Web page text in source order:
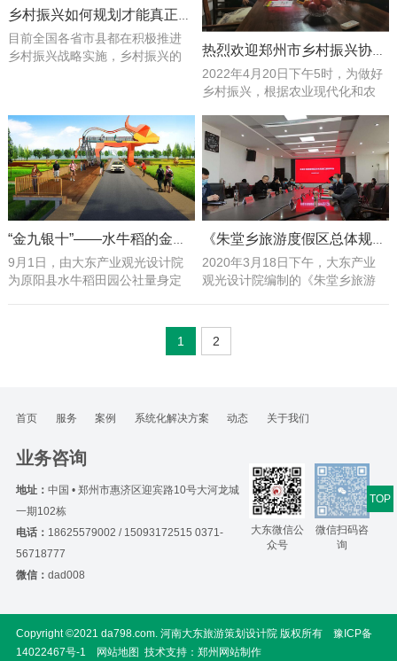
乡村振兴如何规划才能真正落地
目前全国各省市县都在积极推进
乡村振兴战略实施，乡村振兴的
乡村振兴发展规划。笔者作为一
名基层的规划设计工作者，就乡
镇级的乡村振兴规划谈谈自己一
些浅显的看法，愿接受各位对乡
村振兴有研究的老师和领导的批
评与指导。一、乡村振兴...
2022年4月20日下午5时，为做好
乡村振兴，根据农业现代化和农
关要求。郑州市乡村振兴协会领
导莅临河南大东旅游规划设计院
参观。一进门，在薄院长的带领
下了解了公司的发展过程，以及
大东的企业文化。并向领导们讲
解整体办公流程思路和乡村振兴
发展的项目案例，领导们对此给
予了极大的赞许。在随...
“金九银十”——水牛稻的金九从河南日报头版开启
9月1日，由大东产业观光设计院
为原阳县水牛稻田园公社量身定
《朱堂乡旅游度假区总体规划》汇报评审会顺利召开
2020年3月18日下午，大东产业
观光设计院编制的《朱堂乡旅游
1 2
首页 服务 案例 系统化解决方案 动态 关于我们
业务咨询
地址： 中国 • 郑州市惠济区迎宾路10号大河龙城
一期102栋
电话： 18625579002 / 15093172515 0371-
56718777
微信： dad008
大东微信公
众号
微信扫码咨
询
Copyright ©2021 da798.com. 河南大东旅游策划设计院 版权所有 豫ICP备
14022467号-1
网站地图 技术支持： 郑州网站制作
TOP